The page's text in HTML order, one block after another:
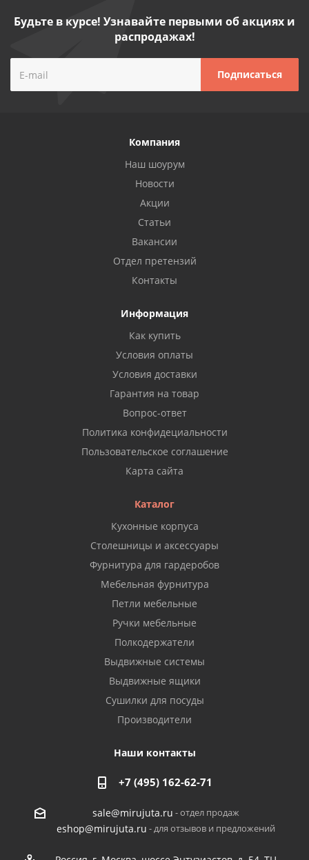
Будьте в курсе! Узнавайте первыми об акциях и
распродажах!
Компания
Наш шоурум
Новости
Акции
Статьи
Вакансии
Отдел претензий
Контакты
Информация
Как купить
Условия оплаты
Условия доставки
Гарантия на товар
Вопрос-ответ
Политика конфидециальности
Пользовательское соглашение
Карта сайта
Каталог
Кухонные корпуса
Столешницы и аксессуары
Фурнитура для гардеробов
Мебельная фурнитура
Петли мебельные
Ручки мебельные
Полкодержатели
Выдвижные системы
Выдвижные ящики
Сушилки для посуды
Производители
Наши контакты
+7 (495) 162-62-71
sale@mirujuta.ru - отдел продаж
eshop@mirujuta.ru - для отзывов и предложений